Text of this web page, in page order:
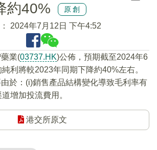
約40%
原創
2024年7月12日 下午4:52
藥業(03737.HK)公佈，預期截至2024年6
利將較2023年同期下降約40%左右。
於：(i)銷售產品結構變化導致毛利率有
增加投流費用。
港交所原文